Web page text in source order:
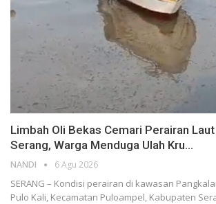
Limbah Oli Bekas Cemari Perairan
Serang, Warga Menduga Ulah Kru…
NANDI 6 Agu 2026
SERANG – Kondisi perairan di kawasan
Pulo Kali, Kecamatan Puloampel, Kabupaten